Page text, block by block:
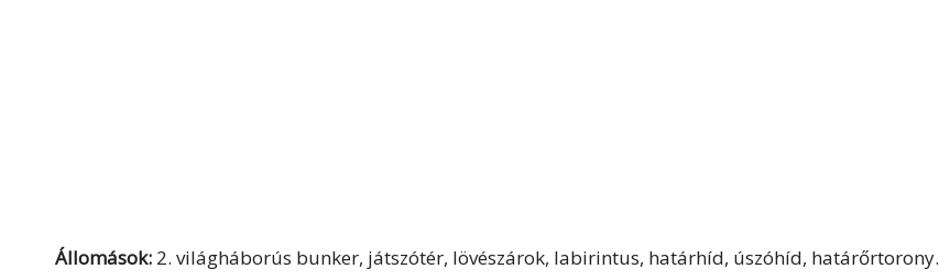
Állomások: 2. világháborús bunker, játszótér, lövészárok, labirintus, határhíd, úszóhíd, határőrtorony.